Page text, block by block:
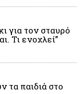
για τον σταυρό
Τι ενοχλεί”
τα παιδιά στο